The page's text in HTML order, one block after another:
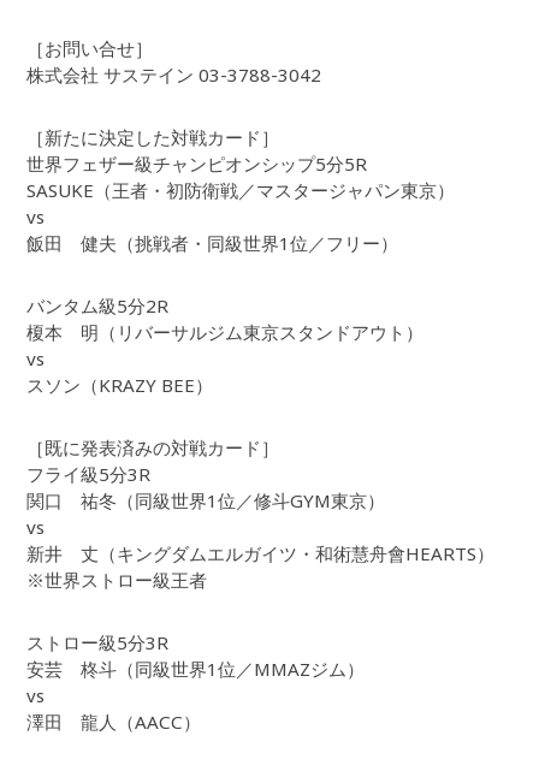
［お問い合せ］
株式会社 サステイン 03-3788-3042
［新たに決定した対戦カード］
世界フェザー級チャンピオンシップ5分5R
SASUKE（王者・初防衛戦／マスタージャパン東京）
vs
飯田 健夫（挑戦者・同級世界1位／フリー）
バンタム級5分2R
榎本 明（リバーサルジム東京スタンドアウト）
vs
スソン（KRAZY BEE）
［既に発表済みの対戦カード］
フライ級5分3R
関口 祐冬（同級世界1位／修斗GYM東京）
vs
新井 丈（キングダムエルガイツ・和術慧舟會HEARTS）
※世界ストロー級王者
ストロー級5分3R
安芸 柊斗（同級世界1位／MMAZジム）
vs
澤田 龍人（AACC）